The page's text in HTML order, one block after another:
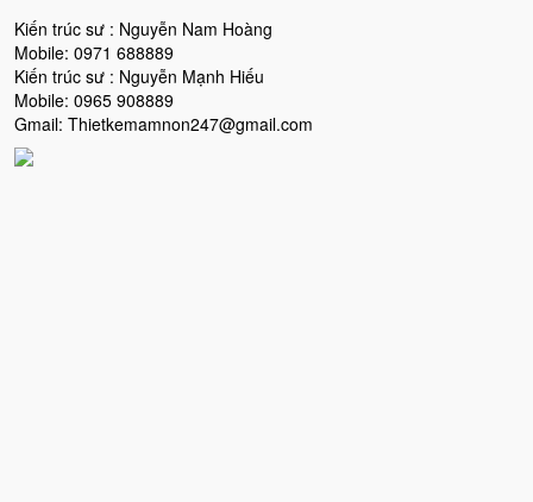
Kiến trúc sư : Nguyễn Nam Hoàng
Mobile: 0971 688889
Kiến trúc sư : Nguyễn Mạnh Hiếu
Mobile: 0965 908889
Gmail: Thietkemamnon247@gmail.com